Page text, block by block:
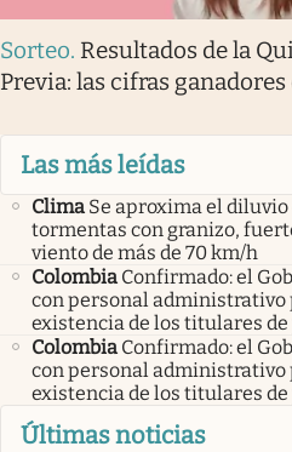
Sorteo. Resultados de la
Previa: las cifras
Las más leídas
Clima Se aproxima el diluvio
tormentas con granizo,
viento de más de 70 km/h
Colombia Confirmado: el
con personal administrativo
existencia de los titulares
Colombia Confirmado: el
con personal administrativo
existencia de los titulares
Últimas noticias